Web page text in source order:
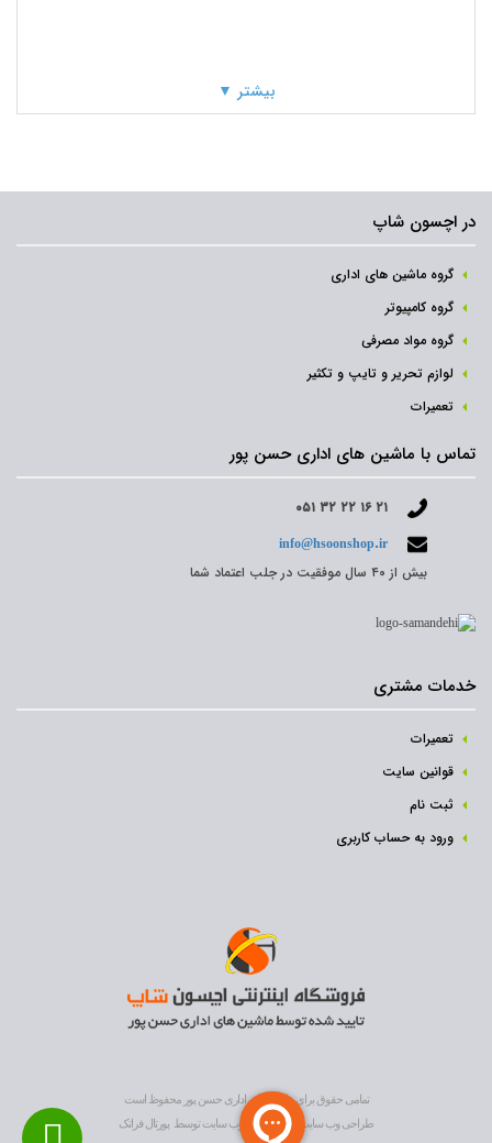
بیشتر ▼
در اچسون شاپ
گروه ماشین های اداری
گروه کامپیوتر
گروه مواد مصرفی
لوازم تحریر و تایپ و تکثیر
تعمیرات
تماس با ماشین های اداری حسن پور
۰۵۱ ۳۲ ۲۲ ۱۶ ۲۱
info@hsoonshop.ir
بیش از ۴۰ سال موفقیت در جلب اعتماد شما
خدمات مشتری
تعمیرات
قوانین سایت
ثبت نام‌
ورود به حساب کاربری
تمامی حقوق برای ماشین های اداری حسن پور محفوظ است
طراحی وب سایت
و بهینه سازی وب سایتتوسط پورتال فراتک